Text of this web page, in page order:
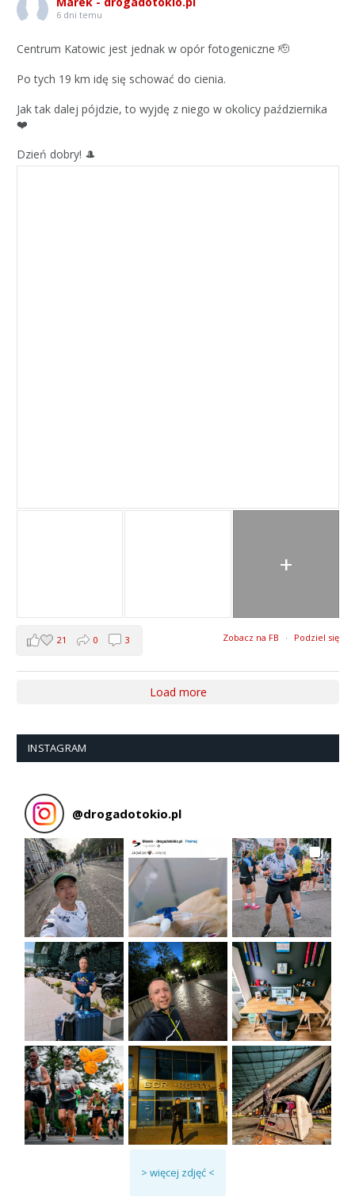
6 dni temu
Centrum Katowic jest jednak w opór fotogeniczne 🫡
Po tych 19 km idę się schować do cienia.
Jak tak dalej pójdzie, to wyjdę z niego w okolicy października
❤️
Dzień dobry! 🎩
+
Zobacz na FB · Podziel się
21 0 3
Load more
INSTAGRAM
@drogadotokio.pl
> więcej zdjęć <